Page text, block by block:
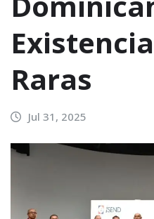
Raras
Jul 31, 2025